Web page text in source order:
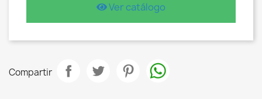
Ver catálogo
Compartir